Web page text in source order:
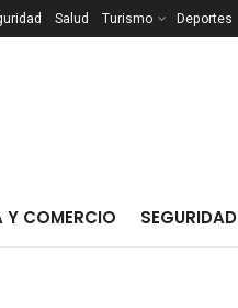
Salud Turismo Deportes
Y COMERCIO SEGURIDAD